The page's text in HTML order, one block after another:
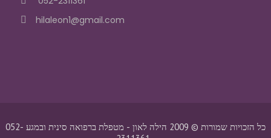
hilaleon1@gmail.com
כל הזכויות שמורות © 2009 הילה לאון - מטפלת ברפואה סינית ובמגע 052-